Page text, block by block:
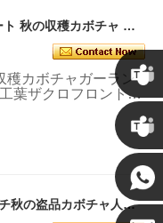
Senmasine 6 フィート 秋の収穫カボチャ ガーランド 松ぼっくり人工葉ザクロ フロント ドア ハンギング装飾
穫カボチャガーラン
葉ザクロフロントド
Senmasine 24 インチ秋の盗品カボチャ人工葉ザクロ果実の枝松ぼっくり収穫装飾
クリス
ケニー